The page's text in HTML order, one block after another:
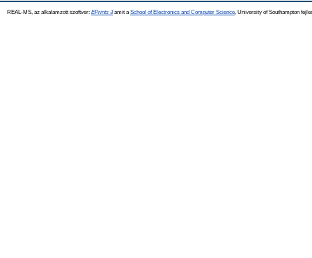
REAL-MS, az alkalamzott szoftver: EPrints 3amit a School of Electronics and Computer Science , University of Southampton